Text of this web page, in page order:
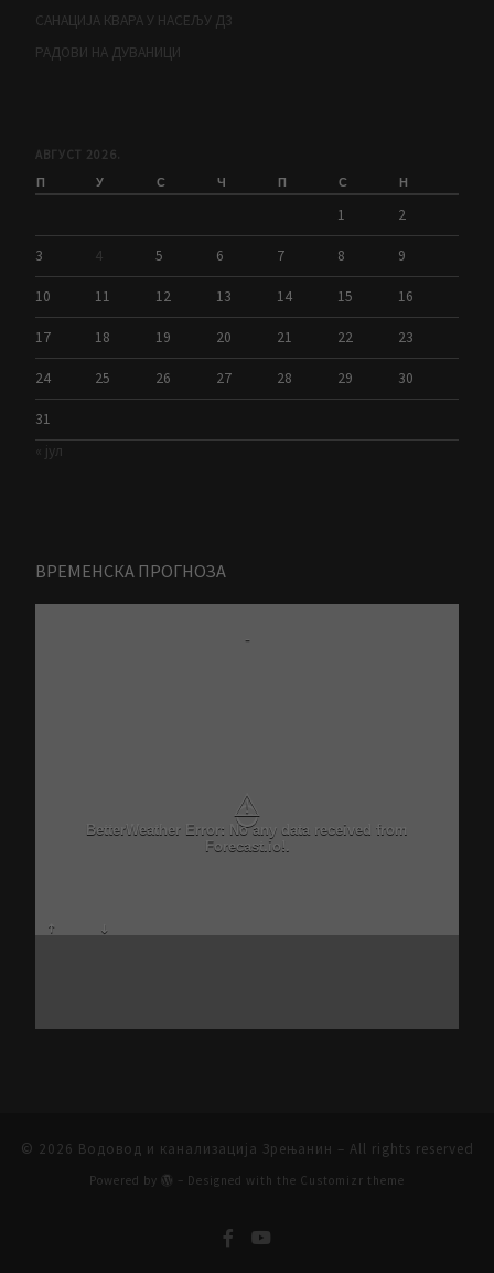
САНАЦИЈА КВАРА У НАСЕЉУ Д3
РАДОВИ НА ДУВАНИЦИ
АВГУСТ 2026.
П У С Ч П С Н
1 2
3 4 5 6 7 8 9
10 11 12 13 14 15 16
17 18 19 20 21 22 23
24 25 26 27 28 29 30
31
« јул
ВРЕМЕНСКА ПРОГНОЗА
-
⚠
BetterWeather Error: No any data received from
Forecast.io!.
© 2026 Водовод и канализација Зрењанин – All rights reserved
Powered by – Designed with the Customizr theme